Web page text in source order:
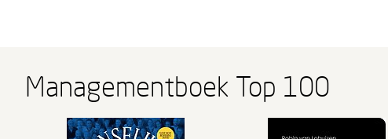
Andere boeken door Pim de Morree
Bekijk alle boeken
Managementboek Top 100